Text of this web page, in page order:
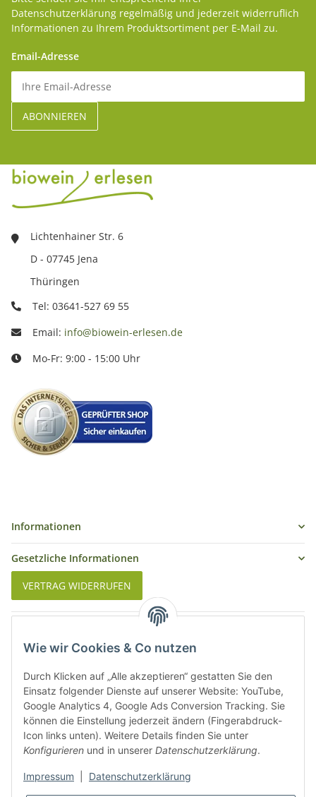
Wie wir Cookies & Co nutzen
Durch Klicken auf „Alle akzeptieren“ gestatten Sie den
Einsatz folgender Dienste auf unserer Website: YouTube,
Google Analytics 4, Google Ads Conversion Tracking. Sie
können die Einstellung jederzeit ändern (Fingerabdruck-
Icon links unten). Weitere Details finden Sie unter
Konfigurieren und in unserer Datenschutzerklärung.
Impressum Datenschutzerklärung
Datenschutzerklärung regelmäßig und jederzeit widerruflich
Informationen zu Ihrem Produktsortiment per E-Mail zu.
Email-Adresse
Lichtenhainer Str. 6
D - 07745 Jena
Thüringen
Tel: 03641-527 69 55
Email: info@biowein-erlesen.de
Mo-Fr: 9:00 - 15:00 Uhr
Informationen
Gesetzliche Informationen
VERTRAG WIDERRUFEN
Weinbauregionen und Weinbaugebiete in Österreich
Weiße Rebsorten
Rote Rebsorten